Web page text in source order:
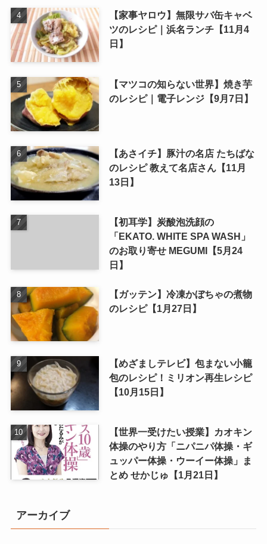
【家事ヤロウ】無限サバ缶キャベ
ツのレシピ｜浜名ランチ【11月4
日】
【マツコの知らない世界】焼き芋
のレシピ｜電子レンジ【9月7日】
【あさイチ】豚汁の名店 たちばな
のレシピ 教えて名店さん【11月
13日】
【初耳学】炭酸泡洗顔の
「EKATO. WHITE SPA WASH」
のお取り寄せ MEGUMI【5月24
日】
【ガッテン】冷凍かぼちゃの煮物
のレシピ【1月27日】
【めざましテレビ】包まない小籠
包のレシピ！ミリオン再生レシピ
【10月15日】
【世界一受けたい授業】カオキン
体操のやり方「ニパニパ体操・ギ
ュッパー体操・ウーイー体操」ま
とめ せかじゅ【1月21日】
アーカイブ